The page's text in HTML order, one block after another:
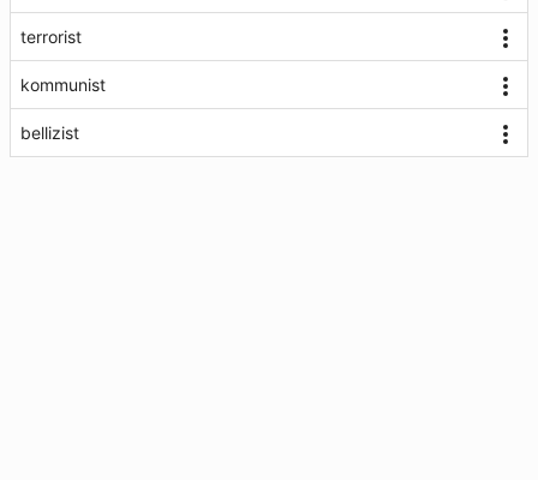
terrorist
kommunist
bellizist